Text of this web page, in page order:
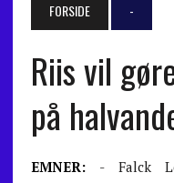
FORSIDE -
Riis vil
på
EMNER: - Falck